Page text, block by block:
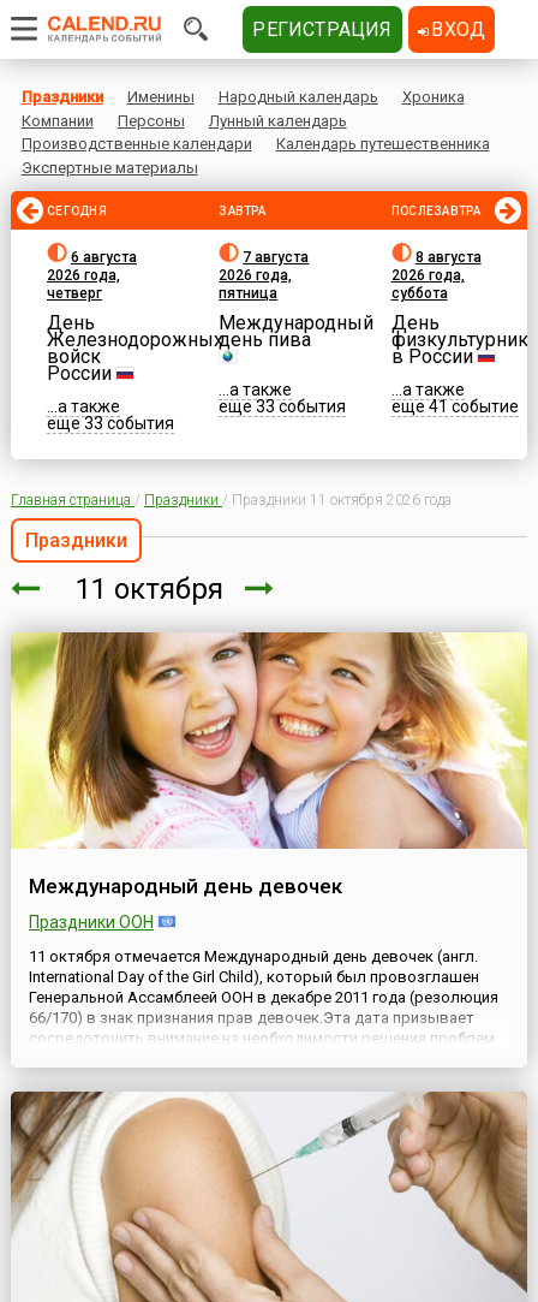
Праздники Именины Народный календарь
Хроника
Компании
Персоны
Лунный календарь
Производственные календари
Календарь путешественника
Экспертные материалы
СЕГОДНЯ
6 августа
2026 года,
четверг
День
Железнодорожных
войск
России
...а также
еще 33 события
ЗАВТРА
7 августа
2026 года,
пятница
Международный
день пива
...а также
еще 33 события
ПОСЛЕЗАВТРА
8 августа
2026 года,
суббота
День
физкультурника
в России
...а также
еще 41 событие
Главная страница / Праздники / Праздники 11 октября 2026 года
Праздники
11 октября
Международный день девочек
Праздники ООН
11 октября отмечается Международный день девочек (англ.
International Day of the Girl Child), который был провозглашен
Генеральной Ассамблеей ООН в декабре 2011 года (резолюция
66/170) в знак признания прав девочек.Эта дата призывает
сосредоточить внимание на необходимости решения проблем,
РЕГИСТРАЦИЯ ВХОД